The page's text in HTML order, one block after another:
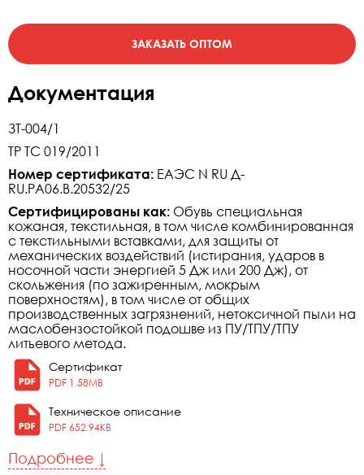
Документация
ЗТ-004/1
ТР ТС 019/2011
Номер сертификата: ЕАЭС N RU Д-
RU.РА06.В.20532/25
Сертифицированы как: Обувь специальная
кожаная, текстильная, в том числе комбинированная
с текстильными вставками, для защиты от
механических воздействий (истирания, ударов в
носочной части энергией 5 Дж или 200 Дж), от
скольжения (по зажиренным, мокрым
поверхностям), в том числе от общих
производственных загрязнений, нетоксичной пыли на
маслобензостойкой подошве из ПУ/ТПУ/ТПУ
литьевого метода.
Сертификат
PDF 1.58MB
Техническое описание
PDF 652.94KB
Подробнее ↓